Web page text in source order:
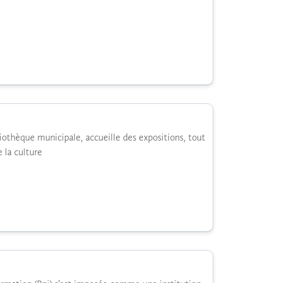
municipale, accueille des expositions, tout
la culture